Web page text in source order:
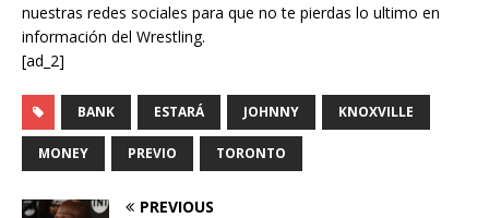
nuestras redes sociales para que no te pierdas lo ultimo en
información del Wrestling.
[ad_2]
BANK ESTARÁ JOHNNY KNOXVILLE
MONEY PREVIO TORONTO
PREVIOUS